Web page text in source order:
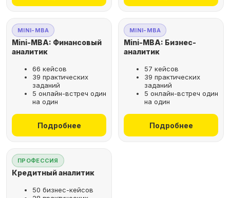
MINI-MBA
Mini-MBA: Финансовый
аналитик
66 кейсов
39 практических
заданий
5 онлайн-встреч один
на один
Подробнее
MINI-MBA
Mini-MBA: Бизнес-
аналитик
57 кейсов
39 практических
заданий
5 онлайн-встреч один
на один
Подробнее
ПРОФЕССИЯ
Кредитный аналитик
50 бизнес-кейсов
Выбрать курс
оптимальную программу для
Оставьте заявку
на бесплатную
консультацию